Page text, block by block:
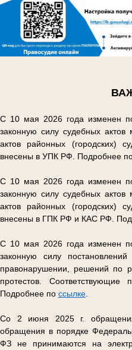
С 10 мая 2026 года изменен
законную силу судебных
актов районных (городских)
внесены в УПК РФ. Подробнее
С 10 мая 2026 года изменен
законную силу судебных
актов районных (городских)
внесены в ГПК РФ и КАС РФ.
С 10 мая 2026 года изменен
законную силу
правонарушении, решений по
протестов.
Подробнее по ссылке
Со 2 июня 2025 г. обращения
обращения в порядке
ФЗ не принимаются на